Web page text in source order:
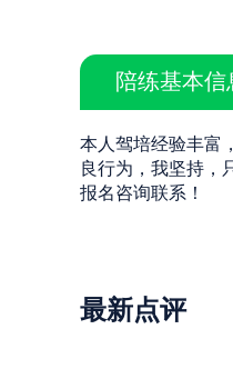
陪练基本信
本人驾培经验丰富
良行为，我坚持，
报名咨询联系！
最新点评